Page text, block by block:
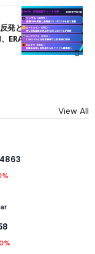
発と雲上抜けが買い
ERA
View All